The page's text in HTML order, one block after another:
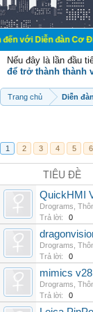
đàn Cơ Điện - Diễn
Nếu đây là lần đầu
để trở thành thành
Trang chủ Diễn đàn
1 2 3 4 5 6
TIÊU ĐỀ
QuickHMI
Drograms
Trả lời:
0
Drograms
Trả lời:
0
mimics
Drograms
Trả lời:
0